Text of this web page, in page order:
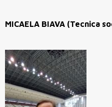
MICAELA BIAVA (Tecnica